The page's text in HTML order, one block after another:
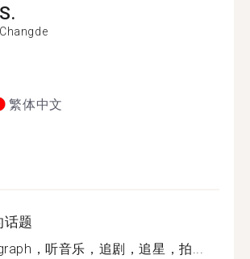
S.
Changde
繁体中文
话题
，听音乐，追剧，追星，拍...